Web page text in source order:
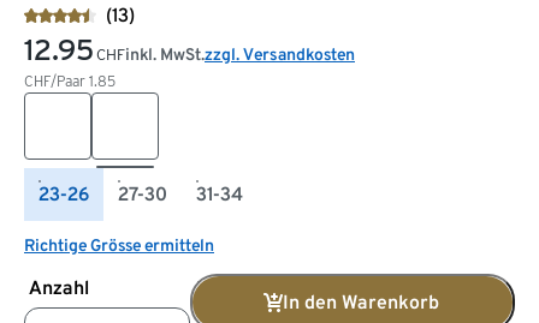
(13)
12.95 CHF
CHF/Paar 1.85
inkl. MwSt.zzgl. Versandkosten
23-26 27-30 31-34
Richtige Grösse ermitteln
Anzahl
In den Warenkorb